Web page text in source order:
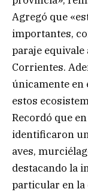
Agregó que
importantes,
paraje
Corrientes.
únicamente en
estos
Recordó que
identificaron
aves,
destacando la
particular en la